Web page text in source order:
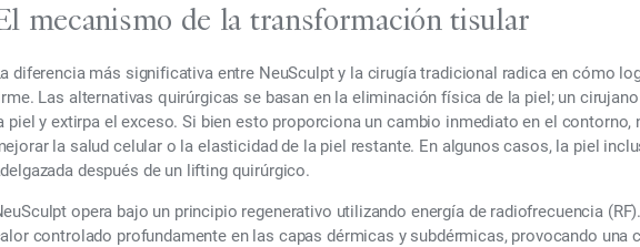
mecanismo de la transformación tisular
diferencia más significativa entre NeuSculpt y la cirugía tradicional radica en cómo
Las alternativas quirúrgicas se basan en la eliminación física de la piel; un
piel y extirpa el exceso. Si bien esto proporciona un cambio inmediato en el contorno,
la salud celular o la elasticidad de la piel restante. En algunos casos, la piel
después de un lifting quirúrgico.
opera bajo un principio regenerativo utilizando energía de radiofrecuencia
controlado profundamente en las capas dérmicas y subdérmicas, provocando una